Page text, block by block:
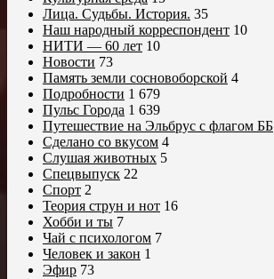
Лица. Судьбы. История. 35
Наш народный корреспондент 10
НИТИ — 60 лет 10
Новости 73
Память земли сосновоборской 4
Подробности 1 679
Пульс Города 1 639
Путешествие на Эльбрус с флагом ББ
Сделано со вкусом 4
Слушая животных 5
Спецвыпуск 22
Спорт 2
Теория струн и нот 16
Хобби и ты 7
Чай с психологом 7
Человек и закон 1
Эфир 73